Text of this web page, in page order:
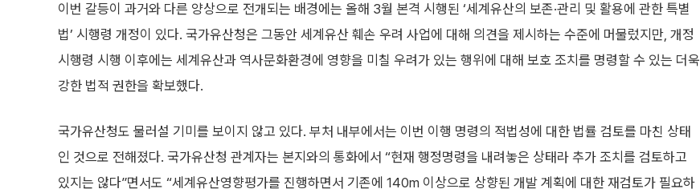
이번 갈등이 과거와 다른 양상으로 전개되는 배경에는 올해 3월 본격 시행된 ‘세계유산의 보존·관리 및 활용에 관한 특별
법’ 시행령 개정이 있다. 국가유산청은 그동안 세계유산 훼손 우려 사업에 대해 의견을 제시하는 수준에 머물렀지만, 개정
시행령 시행 이후에는 세계유산과 역사문화환경에 영향을 미칠 우려가 있는 행위에 대해 보호 조치를 명령할 수 있는 더욱
강한 법적 권한을 확보했다.
국가유산청도 물러설 기미를 보이지 않고 있다. 부처 내부에서는 이번 이행 명령의 적법성에 대한 법률 검토를 마친 상태
인 것으로 전해졌다. 국가유산청 관계자는 본지와의 통화에서 “현재 행정명령을 내려놓은 상태라 추가 조치를 검토하고
있지는 않다”면서도 “세계유산영향평가를 진행하면서 기존에 140m 이상으로 상향된 개발 계획에 대한 재검토가 필요하